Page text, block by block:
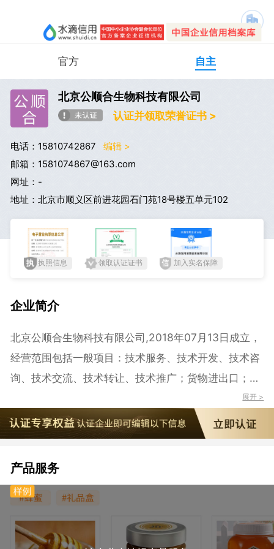
官方 自主
北京公顺合生物科技有限公司
认证并领取荣誉证书 >
电话：15810742867
编辑 >
邮箱：1581074867@163.com
网址：-
地址：北京市顺义区前进花园石门苑18号楼五单元102
执照信息 领取认证证书 加入实名保障
企业简介
北京公顺合生物科技有限公司,2018年07月13日成立，
经营范围包括一般项目：技术服务、技术开发、技术咨
询、技术交流、技术转让、技术推广；货物进出口；技
术进出口；单用途商业预付卡代理销售；信息咨询服务
（不含许可类信息咨询服务）；日用产品修理；广告发
布；广告制作；体育健康服务；体育用品及器材批发；
会议及展览服务；其他文化艺术经纪代理；文化场馆管
理服务；远程健康管理服务；数字内容制作服务（不含
出版发行）；文化、办公用设备制造；日用品批发；组
织文化艺术交流活动；组织体育表演活动；养老服务；
新材料技术推广服务；家政服务；细胞技术研发和应
展开 >
产品服务